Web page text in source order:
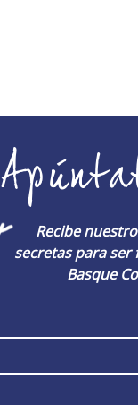
Recibe
secretas para ser
Basque